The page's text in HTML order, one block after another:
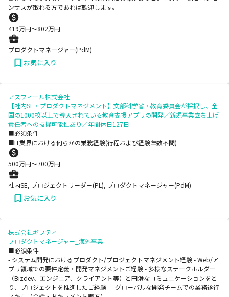
ンサスが取れる方であれば歓迎します。
419万円〜802万円
プロダクトマネージャー(PdM)
お気に入り
アスフィール株式会社
【社内SE・プロダクトマネジメント】文部科学省・教育委員会が採択し、全
国の1000校以上で導入されている教育支援アプリの開発／新規事業立ち上げ
責任者への抜擢可能性あり／年間休日127日
■必須条件
■IT業界における何らかの業務経験(行程および経験年数不問)
500万円〜700万円
社内SE, プロジェクトリーダー(PL), プロダクトマネージャー(PdM)
お気に入り
株式会社ギフティ
プロダクトマネージャー_海外事業
■必須条件
- システム開発におけるプロダクト/プロジェクトマネジメント経験 - Web/ア
プリ領域での要件定義・開発マネジメントご経験 - 多様なステークホルダー
（Bizdev、エンジニア、クライアント等）と円滑なコミュニケーションをと
り、プロジェクトを推進したご経験 - - グローバルな開発チームでの業務遂行